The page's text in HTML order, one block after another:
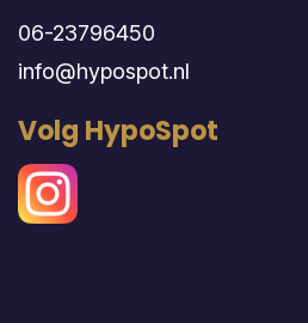
06-23796450
info@hypospot.nl
Volg HypoSpot